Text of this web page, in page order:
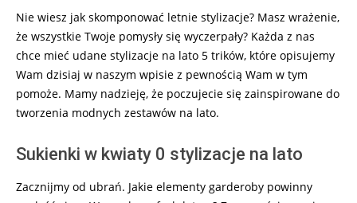
Nie wiesz jak skomponować letnie stylizacje? Masz wrażenie,
że wszystkie Twoje pomysły się wyczerpały? Każda z nas
chce mieć udane stylizacje na lato 5 trików, które opisujemy
Wam dzisiaj w naszym wpisie z pewnością Wam w tym
pomoże. Mamy nadzieję, że poczujecie się zainspirowane do
tworzenia modnych zestawów na lato.
Sukienki w kwiaty 0 stylizacje na lato
Zacznijmy od ubrań. Jakie elementy garderoby powinny